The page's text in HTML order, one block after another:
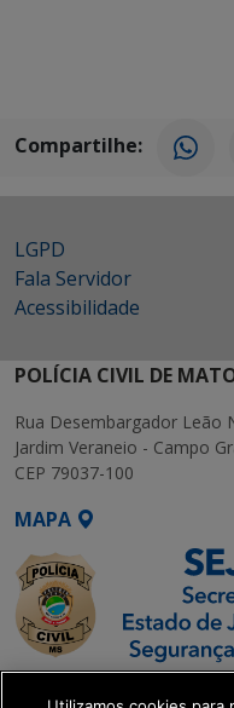
Compartilhe:
LGPD
Fala Servidor
Acessibilidade
POLÍCIA CIVIL DE
Rua Desembargador Leão
Jardim Veraneio - Campo
CEP 79037-100
MAPA